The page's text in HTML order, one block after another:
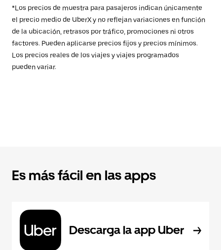
*Los precios de muestra para pasajeros indican únicamente
el precio medio de UberX y no reflejan variaciones en función
de la ubicación, retrasos por tráfico, promociones ni otros
factores. Pueden aplicarse precios fijos y precios mínimos.
Los precios reales de los viajes y viajes programados
pueden variar.
Es más fácil en las apps
Descarga la app Uber